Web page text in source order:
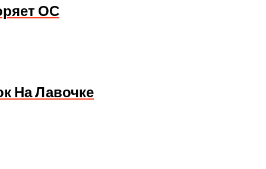
ОС
На Лавочке